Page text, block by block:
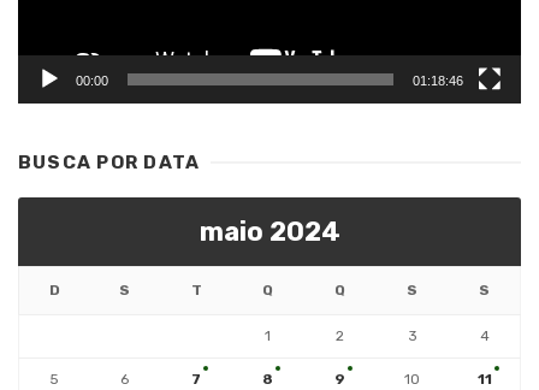
00:00 01:18:46
BUSCA POR DATA
maio 2024
D S T Q Q S S
1 2 3 4
5 6 7 8 9 10 11